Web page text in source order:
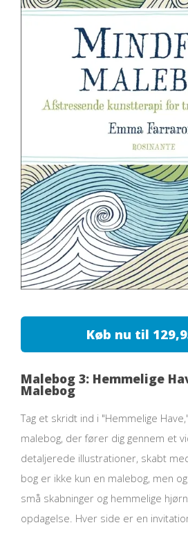
Køb nu til
Malebog 3: Hemmelige
Malebog
Tag et skridt ind i "Hemmelige
malebog, der fører dig gennem et
detaljerede illustrationer, skabt
bog er ikke kun en malebog, men
små skabninger og hemmelige
opdagelse. Hver side er en